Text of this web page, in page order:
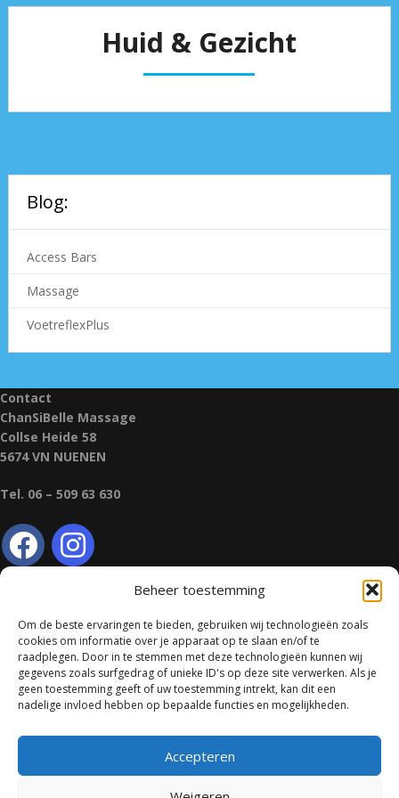
Beheer toestemming
Om de beste ervaringen te bieden, gebruiken wij technologieën zoals
cookies om informatie over je apparaat op te slaan en/of te
raadplegen. Door in te stemmen met deze technologieën kunnen wij
gegevens zoals surfgedrag of unieke ID's op deze site verwerken. Als je
geen toestemming geeft of uw toestemming intrekt, kan dit een
nadelige invloed hebben op bepaalde functies en mogelijkheden.
Accepteren
Huid & Gezicht
Blog:
Access Bars
Massage
VoetreflexPlus
Contact
ChanSiBelle Massage
Collse Heide 58
5674 VN NUENEN
Tel. 06 – 509 63 630
Algemene voorwaarden
Privacy verklaring
Klacht- en tuchtrecht
Vergoeding voetreflexbehandeling